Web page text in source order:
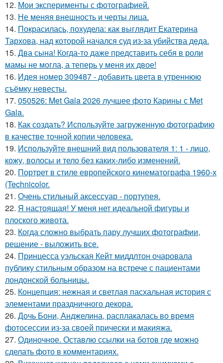
12. Мои эксперименты с фотографией.
13. Не меняя внешность и черты лица.
14. Покрасилась, похудела: как выглядит Екатерина
Тархова, над которой начался суд из-за убийства деда.
15. Два сына! Когда-то даже представить себя в роли
мамы не могла, а теперь у меня их двое!
16. Идея номер 309487 - добавить цвета в утреннюю
съёмку невесты.
17. 050526: Met Gala 2026 лучшее фото Карины с Met
Gala.
18. Как создать? Используйте загруженную фотографию
в качестве точной копии человека.
19. Используйте внешний вид пользователя 1: 1 - лицо,
кожу, волосы и тело без каких-либо изменений.
20. Портрет в стиле европейского кинематографа 1960-х
(Technicolor.
21. Очень стильный аксессуар - портупея.
22. Я настоящая! У меня нет идеальной фигуры и
плоского живота.
23. Когда сложно выбрать пару лучших фотографии,
решение - выложить все.
24. Принцесса уэльская Кейт миддлтон очаровала
публику стильным образом на встрече с пациентами
лондонской больницы.
25. Концепция: нежная и светлая пасхальная история с
элементами праздничного декора.
26. Дочь Бони, Анджелина, расплакалась во время
фотосессии из-за своей прически и макияжа.
27. Одиночное. Оставлю ссылки на ботов где можно
сделать фото в комментариях.